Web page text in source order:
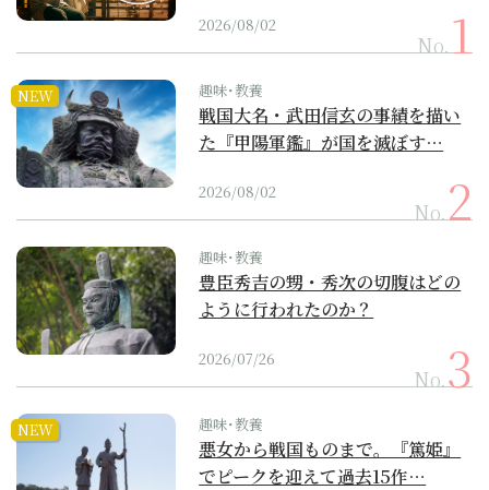
2026/08/02
No.
NEW 趣味･教養
戦国大名・武田信玄の事績を描い
た『甲陽軍鑑』が国を滅ぼす…
2026/08/02
No.
趣味･教養
豊臣秀吉の甥・秀次の切腹はどの
ように行われたのか？
2026/07/26
No.
NEW 趣味･教養
悪女から戦国ものまで。『篤姫』
でピークを迎えて過去15作…